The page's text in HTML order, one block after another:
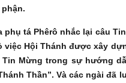
tá Phêrô nhắc lại câu
việc Hội Thánh được xây
Mừng trong sự hướng
Thần”. Và các ngài